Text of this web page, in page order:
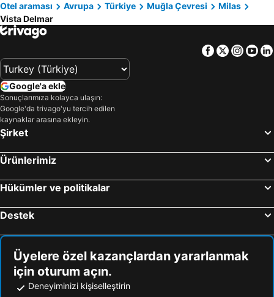
Otel araması
Avrupa Türkiye Muğla Çevresi
Milas
Vista Delmar
Facebook
Twitter
Google'a ekle
Sonuçlarımıza kolayca ulaşın:
Google'da trivago'yu tercih edilen
kaynaklar arasına ekleyin.
Şirket
Ürünlerimiz
Hükümler ve politikalar
Destek
Üyelere özel kazançlardan yararlanmak
için oturum açın.
Deneyiminizi kişiselleştirin